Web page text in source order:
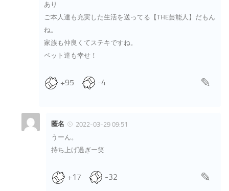
あり
ご本人達も充実した生活を送ってる【THE芸能人】だもん
ね。
家族も仲良くてステキですね。
ペット達も幸せ！
+95 -4
匿名
2022-03-29 09:51
うーん。
持ち上げ過ぎー笑
+17 -32